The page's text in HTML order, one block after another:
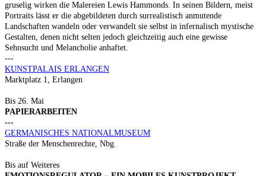
gruselig wirken die Malereien Lewis Hammonds. In seinen Bildern, meist
Portraits lässt er die abgebildeten durch surrealistisch anmutende
Landschaften wandeln oder verwandelt sie selbst in infernalisch mystische
Gestalten, denen nicht selten jedoch gleichzeitig auch eine gewisse
Sehnsucht und Melancholie anhaftet.
---
KUNSTPALAIS ERLANGEN
Marktplatz 1, Erlangen
Bis 26. Mai
PAPIERARBEITEN
---
GERMANISCHES NATIONALMUSEUM
Straße der Menschenrechte, Nbg.
Bis auf Weiteres